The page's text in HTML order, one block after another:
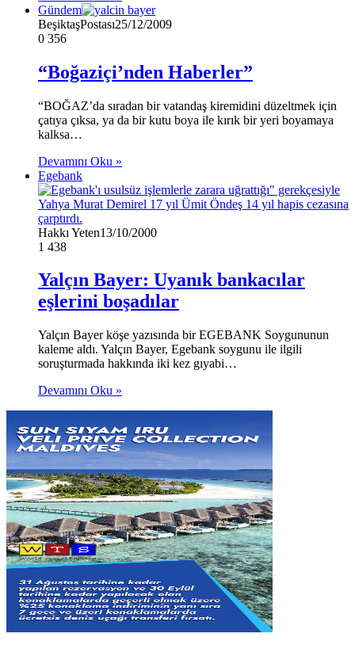
Gündem
BeşiktaşPostası25/12/2009
0 356
“Boğaziçi’nden Haberler”
“BOĞAZ’da sıradan bir vatandaş kiremidini düzeltmek için
çatıya çıksa, ya da bir kutu boya ile kırık bir yeri boyamaya
kalksa…
Devamını Oku »
Egebank
Hakkı Yeten13/10/2000
1 438
Yalçın Bayer: Uyanık bankacılar
eşlerini boşadılar
Yalçın Bayer köşe yazısında bir EGEBANK Soygununun
kaleme aldı. Yalçın Bayer, Egebank soygunu ile ilgili
soruşturmada hakkında iki kez gıyabi…
Devamını Oku »